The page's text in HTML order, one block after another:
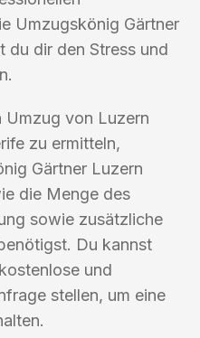
Umzugskönig Gärtner
du dir den Stress und
Umzug von Luzern
zu ermitteln,
Gärtner Luzern
die Menge des
sowie zusätzliche
Du kannst
und
stellen, um eine